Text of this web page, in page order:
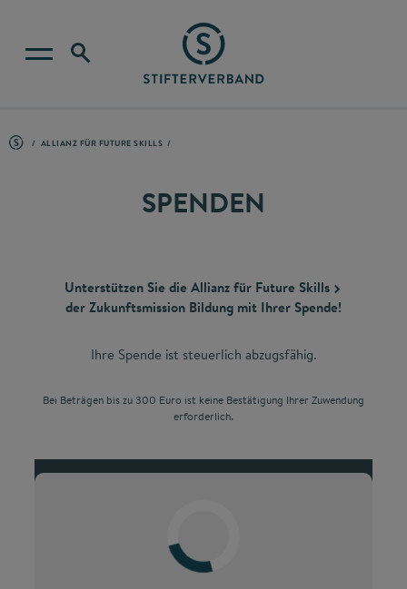
ALLIANZ FÜR FUTURE SKILLS
SPENDEN
Unterstützen Sie die Allianz für Future Skills
der Zukunftsmission Bildung mit Ihrer Spende!
Ihre Spende ist steuerlich abzugsfähig.
Bei Beträgen bis zu 300 Euro ist keine Bestätigung Ihrer Zuwendung
erforderlich.